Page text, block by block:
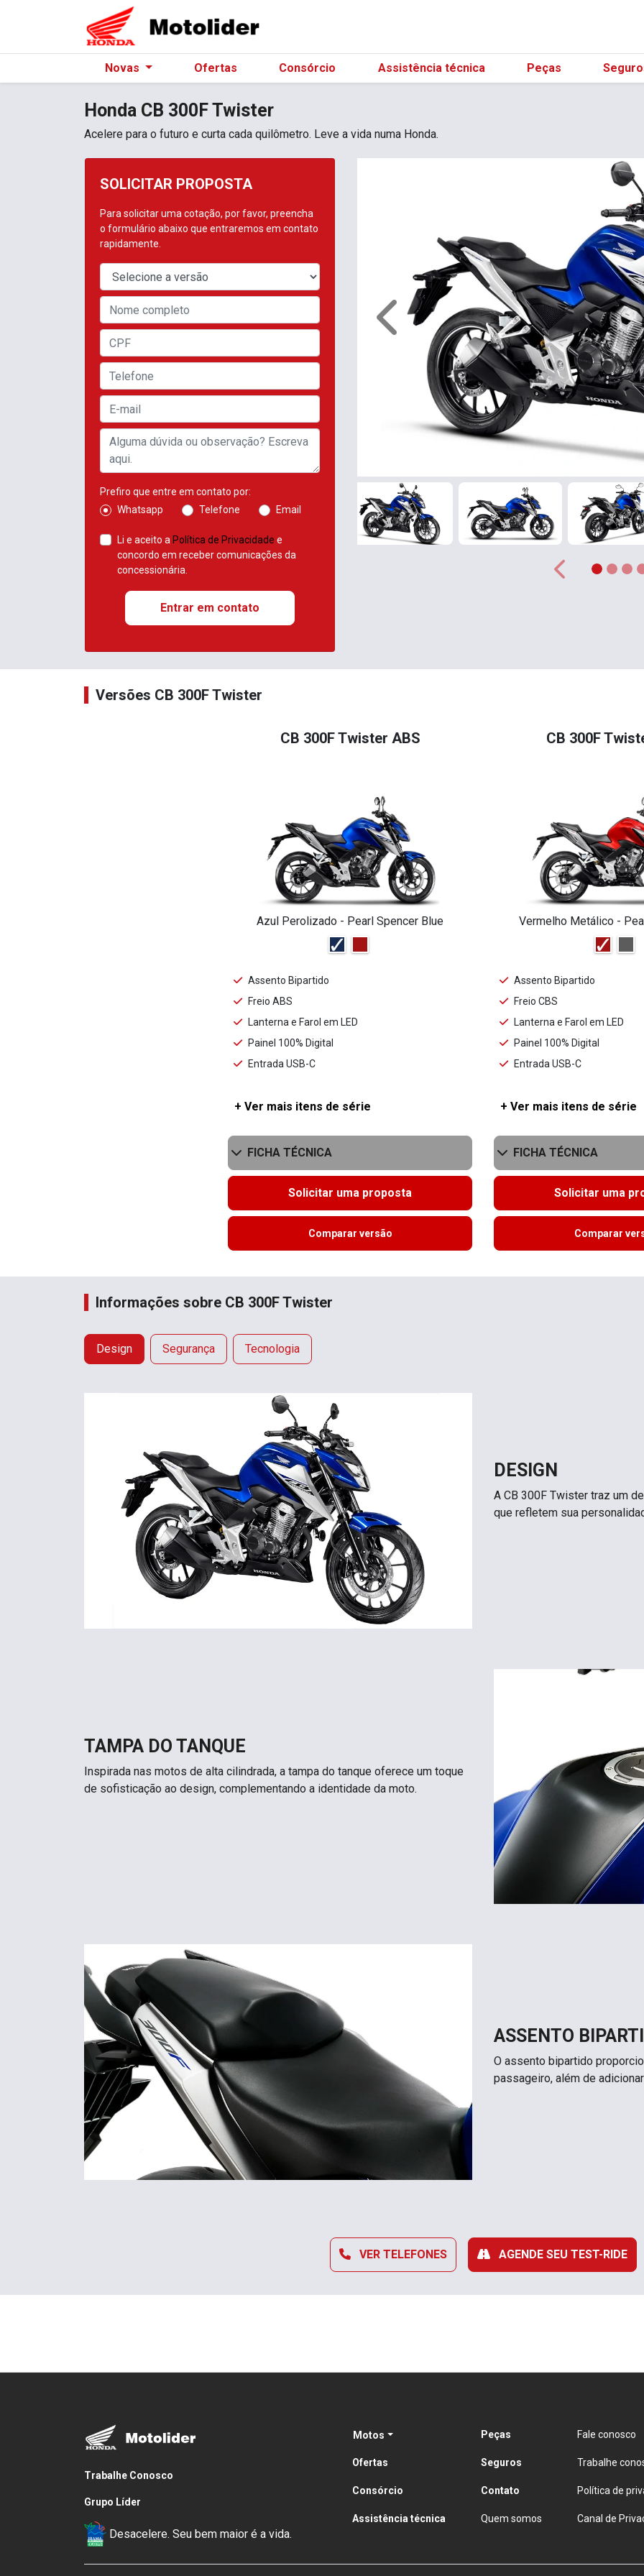
Novas Ofertas Consórcio Assistência técnica Peças
Honda CB 300F Twister
Acelere para o futuro e curta cada quilômetro. Leve a vida numa Honda.
SOLICITAR PROPOSTA
Para solicitar uma cotação, por favor, preencha
o formulário abaixo que entraremos em contato
rapidamente.
Prefiro que entre em contato por:
Whatsapp
Telefone Email
Li e aceito a Política de Privacidade e
concordo em receber comunicações da
concessionária.
Entrar em contato
Anterior
Anterior
Versões CB 300F Twister
CB 300F Twister ABS
Azul Perolizado - Pearl Spencer Blue
Assento Bipartido
Freio ABS
Lanterna e Farol em LED
Painel 100% Digital
Entrada USB-C
+ Ver mais itens de série
FICHA TÉCNICA
Solicitar uma proposta
Comparar versão
CB 300F
Vermelho Metálico -
Assento Bipartido
Freio CBS
Lanterna e Farol em LED
Painel 100% Digital
Entrada USB-C
+ Ver mais itens de série
FICHA TÉCNICA
Solicitar uma
Comparar
Informações sobre CB 300F Twister
Design Segurança Tecnologia
DESIGN
A CB 300F Twister traz um
que refletem sua
TAMPA DO TANQUE
Inspirada nas motos de alta cilindrada, a tampa do tanque oferece um toque
de sofisticação ao design, complementando a identidade da moto.
ASSENTO
O assento bipartido
passageiro, além de
VER TELEFONES AGENDE SEU TEST-RIDE
Trabalhe Conosco
Grupo Líder
Desacelere. Seu bem maior é a vida.
Motos
Ofertas
Consórcio
Assistência técnica
Peças
Seguros
Contato
Quem somos
Fale conosco
Trabalhe
Política de
Canal de